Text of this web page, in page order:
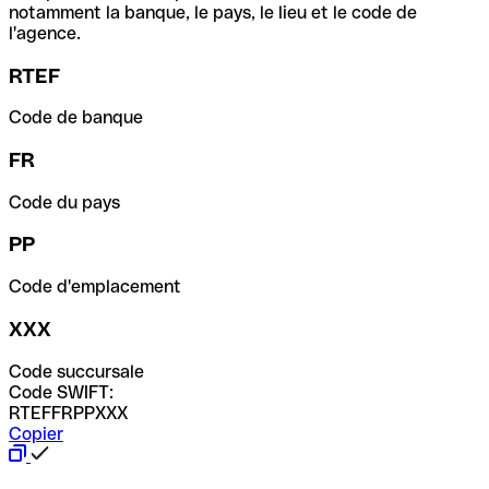
notamment la banque, le pays, le lieu et le code de
l'agence.
RTEF
Code de banque
FR
Code du pays
PP
Code d'emplacement
XXX
Code succursale
Code SWIFT:
RTEFFRPPXXX
Copier